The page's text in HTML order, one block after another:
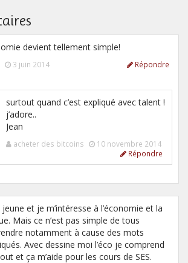
devient tellement simple!
3 juin 2014 Répondre
surtout quand c’est expliqué avec talent !
j’adore..
Jean
acheter des bitcoins
10 novembre 2014
Répondre
jeune et je m’intéresse à l’économie et la
Mais ce n’est pas simple de tous
notamment à cause des mots
Avec dessine moi l’éco je comprend
et ça m’aide pour les cours de SES.